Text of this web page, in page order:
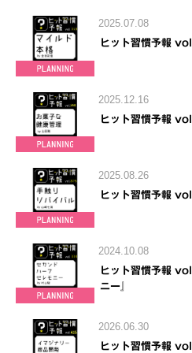
2025.07.08
ヒット習慣予報
2025.12.16
ヒット習慣予報
2025.08.26
ヒット習慣予報
2024.10.08
ヒット習慣予報
ニー』
2026.06.30
ヒット習慣予報